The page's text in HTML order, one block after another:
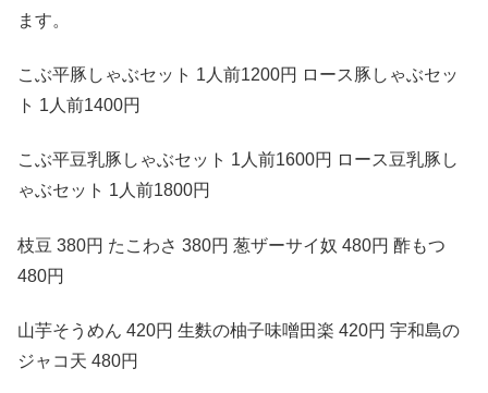
ます。
こぶ平豚しゃぶセット 1人前1200円 ロース豚しゃぶセッ
ト 1人前1400円
こぶ平豆乳豚しゃぶセット 1人前1600円 ロース豆乳豚し
ゃぶセット 1人前1800円
枝豆 380円 たこわさ 380円 葱ザーサイ奴 480円 酢もつ
480円
山芋そうめん 420円 生麩の柚子味噌田楽 420円 宇和島の
ジャコ天 480円